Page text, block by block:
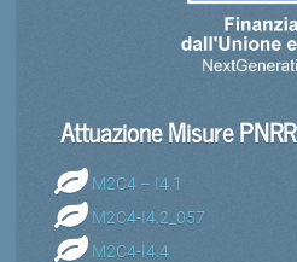
Attuazione Misure PNRR
M2C4 – I4.1
M2C4-I4.2_057
M2C4-I4.4